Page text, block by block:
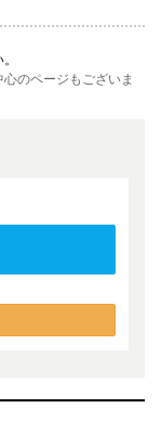
のページもございま